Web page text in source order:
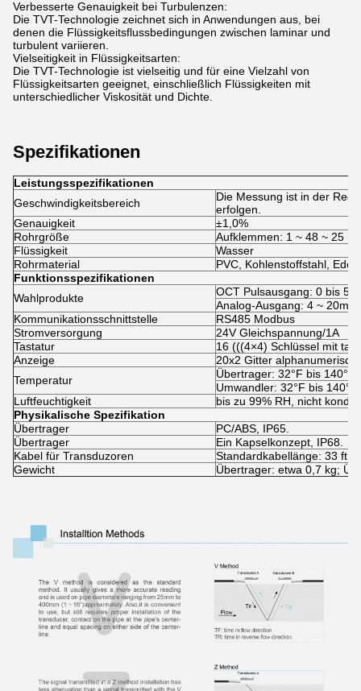
Verbesserte Genauigkeit bei Turbulenzen:
Die TVT-Technologie zeichnet sich in Anwendungen aus, bei
denen die Flüssigkeitsflussbedingungen zwischen laminar und
turbulent variieren.
Vielseitigkeit in Flüssigkeitsarten:
Die TVT-Technologie ist vielseitig und für eine Vielzahl von
Flüssigkeitsarten geeignet, einschließlich Flüssigkeiten mit
unterschiedlicher Viskosität und Dichte.
Spezifikationen
Leistungsspezifikationen
Geschwindigkeitsbereich
Die Messung ist in der
erfolgen.
Genauigkeit
±1,0%
Rohrgröße
Aufklemmen: 1 ~ 48 ~ 25
Flüssigkeit
Wasser
Rohrmaterial
PVC, Kohlenstoffstahl,
Funktionsspezifikationen
Wahlprodukte
OCT Pulsausgang: 0 bis
Analog-Ausgang: 4 ~
Kommunikationsschnittstelle
RS485 Modbus
Stromversorgung
24V Gleichspannung/1A
Tastatur
16 (((4×4) Schlüssel mit
Anzeige
20x2 Gitter
Temperatur
Übertrager: 32°F bis 140°F
Umwandler: 32°F bis 140°F
Luftfeuchtigkeit
bis zu 99% RH, nicht
Physikalische Spezifikation
Übertrager
PC/ABS, IP65.
Übertrager
Ein Kapselkonzept, IP68.
Kabel für Transduzoren
Standardkabellänge: 33 ft
Gewicht
Übertrager: etwa 0,7 kg;